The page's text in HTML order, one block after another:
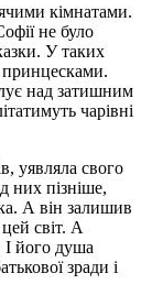
кімнатами.
не було
У таких
принцесками.
над затишним
чарівні
уявляла свого
них пізніше,
А він залишив
світ. А
І його душа
зради і